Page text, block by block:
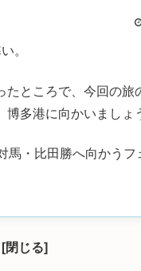
。
たところで、今回の旅
博多港に向かいましょ
馬・比田勝へ向かうフ